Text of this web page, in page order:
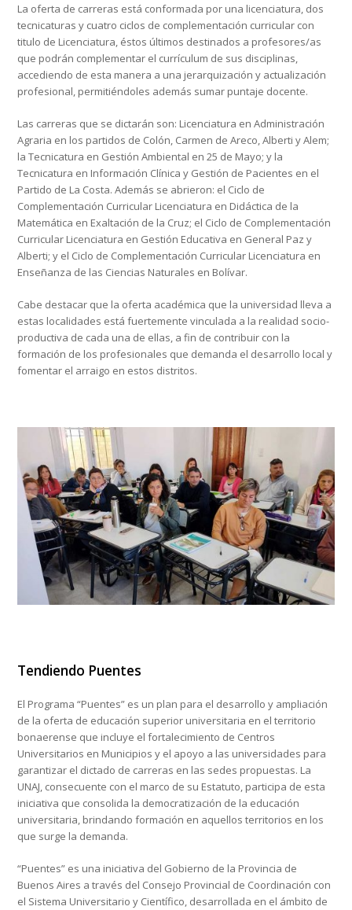
La oferta de carreras está conformada por una licenciatura, dos
tecnicaturas y cuatro ciclos de complementación curricular con
titulo de Licenciatura, éstos últimos destinados a profesores/as
que podrán complementar el currículum de sus disciplinas,
accediendo de esta manera a una jerarquización y actualización
profesional, permitiéndoles además sumar puntaje docente.
Las carreras que se dictarán son: Licenciatura en Administración
Agraria en los partidos de Colón, Carmen de Areco, Alberti y Alem;
la Tecnicatura en Gestión Ambiental en 25 de Mayo; y la
Tecnicatura en Información Clínica y Gestión de Pacientes en el
Partido de La Costa. Además se abrieron: el Ciclo de
Complementación Curricular Licenciatura en Didáctica de la
Matemática en Exaltación de la Cruz; el Ciclo de Complementación
Curricular Licenciatura en Gestión Educativa en General Paz y
Alberti; y el Ciclo de Complementación Curricular Licenciatura en
Enseñanza de las Ciencias Naturales en Bolívar.
Cabe destacar que la oferta académica que la universidad lleva a
estas localidades está fuertemente vinculada a la realidad socio-
productiva de cada una de ellas, a fin de contribuir con la
formación de los profesionales que demanda el desarrollo local y
fomentar el arraigo en estos distritos.
Tendiendo Puentes
El Programa “Puentes” es un plan para el desarrollo y ampliación
de la oferta de educación superior universitaria en el territorio
bonaerense que incluye el fortalecimiento de Centros
Universitarios en Municipios y el apoyo a las universidades para
garantizar el dictado de carreras en las sedes propuestas. La
UNAJ, consecuente con el marco de su Estatuto, participa de esta
iniciativa que consolida la democratización de la educación
universitaria, brindando formación en aquellos territorios en los
que surge la demanda.
“Puentes” es una iniciativa del Gobierno de la Provincia de
Buenos Aires a través del Consejo Provincial de Coordinación con
el Sistema Universitario y Científico, desarrollada en el ámbito de